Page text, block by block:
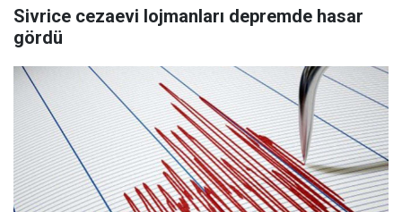
Sivrice cezaevi lojmanları depremde hasar
gördü